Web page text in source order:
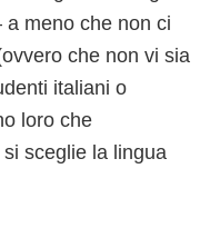
meno che non ci
che non vi sia
italiani o
loro che
sceglie la lingua